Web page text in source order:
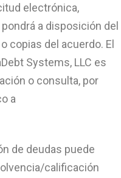
electrónica,
a disposición del
copias del acuerdo. El
Systems, LLC es
o consulta, por
a
de deudas puede
calificación